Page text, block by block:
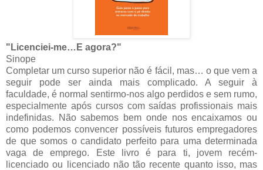
"Licenciei-me…E agora?"
Sinope
Completar um curso superior não é fácil, mas… o que vem a
seguir pode ser ainda mais complicado. A seguir à
faculdade, é normal sentirmo-nos algo perdidos e sem rumo,
especialmente após cursos com saídas profissionais mais
indefinidas. Não sabemos bem onde nos encaixamos ou
como podemos convencer possíveis futuros empregadores
de que somos o candidato perfeito para uma determinada
vaga de emprego. Este livro é para ti, jovem recém-
licenciado ou licenciado não tão recente quanto isso, mas